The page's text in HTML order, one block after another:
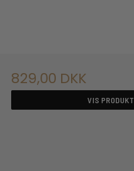
829,00 DKK
VIS PRODUKT